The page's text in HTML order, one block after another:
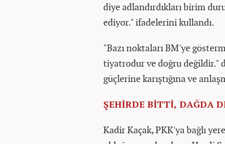
diye adlandırdıkları birim
ediyor." ifadelerini kullandı.
"Bazı noktaları BM'ye
tiyatrodur ve doğru değildir."
güçlerine karıştığına ve
ŞEHİRDE BİTTİ, DAĞDA
Kadir Kaçak, PKK'ya bağlı